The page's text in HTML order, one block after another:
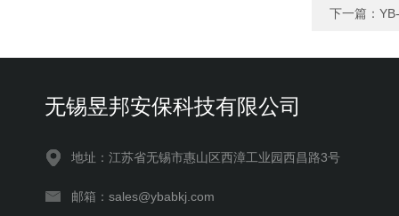
下一篇：
无锡昱邦安保科技有限公司
地址：江苏省无锡市惠山区西漳工业园西昌路3号
邮箱：sales@ybabkj.com